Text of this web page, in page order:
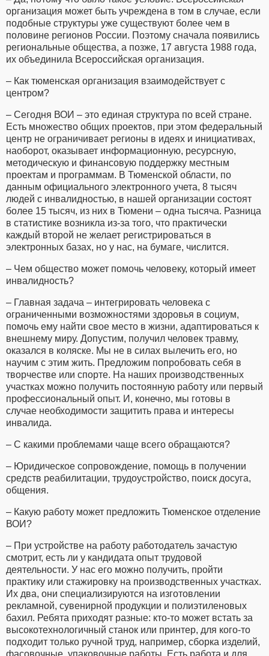
организация может быть учреждена в том в случае, если
подобные структуры уже существуют более чем в
половине регионов России. Поэтому сначала появились
региональные общества, а позже, 17 августа 1988 года,
их объединила Всероссийская организация.
– Как тюменская организация взаимодействует с
центром?
– Сегодня ВОИ – это единая структура по всей стране.
Есть множество общих проектов, при этом федеральный
центр не ограничивает регионы в идеях и инициативах,
наоборот, оказывает информационную, ресурсную,
методическую и финансовую поддержку местным
проектам и программам. В Тюменской области, по
данным официального электронного учета, 8 тысяч
людей с инвалидностью, в нашей организации состоят
более 15 тысяч, из них в Тюмени – одна тысяча. Разница
в статистике возникла из-за того, что практически
каждый второй не желает регистрироваться в
электронных базах, но у нас, на бумаге, числится.
– Чем общество может помочь человеку, который имеет
инвалидность?
– Главная задача – интегрировать человека с
ограниченными возможностями здоровья в социум,
помочь ему найти свое место в жизни, адаптироваться к
внешнему миру. Допустим, получил человек травму,
оказался в коляске. Мы не в силах вылечить его, но
научим с этим жить. Предложим попробовать себя в
творчестве или спорте. На наших производственных
участках можно получить постоянную работу или первый
профессиональный опыт. И, конечно, мы готовы в
случае необходимости защитить права и интересы
инвалида.
– С какими проблемами чаще всего обращаются?
– Юридическое сопровождение, помощь в получении
средств реабилитации, трудоустройство, поиск досуга,
общения.
– Какую работу может предложить Тюменское отделение
ВОИ?
– При устройстве на работу работодатель зачастую
смотрит, есть ли у кандидата опыт трудовой
деятельности. У нас его можно получить, пройти
практику или стажировку на производственных участках.
Их два, они специализируются на изготовлении
рекламной, сувенирной продукции и полиэтиленовых
бахил. Ребята приходят разные: кто-то может встать за
высокотехнологичный станок или принтер, для кого-то
подходит только ручной труд, например, сборка изделий,